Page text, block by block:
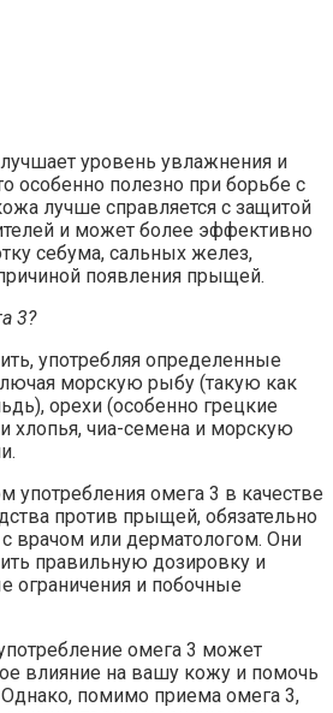
уровень увлажнения и
особенно полезно при борьбе с
лучше справляется с защитой
и может более эффективно
себума, сальных желез,
появления прыщей.
3?
употребляя определенные
морскую рыбу (такую как
орехи (особенно грецкие
хлопья, чиа-семена и морскую
употребления омега 3 в качестве
против прыщей, обязательно
с врачом или дерматологом. Они
правильную дозировку и
ограничения и побочные
омега 3 может
влияние на вашу кожу и помочь
помимо приема омега 3,